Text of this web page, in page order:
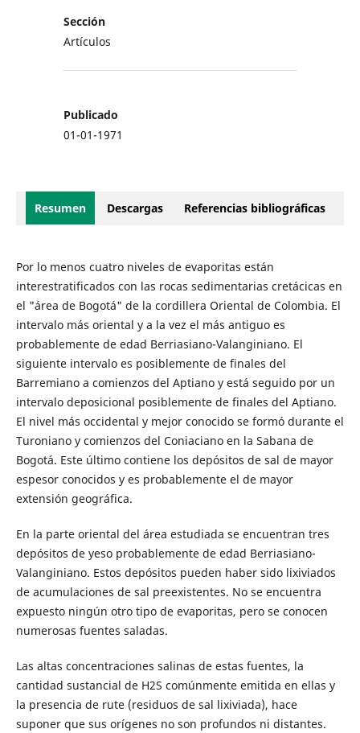
Sección
Artículos
Publicado
01-01-1971
Resumen Descargas Referencias bibliográficas
Por lo menos cuatro niveles de evaporitas están
interestratificados con las rocas sedimentarias cretácicas en
el "área de Bogotá" de la cordillera Oriental de Colombia. El
intervalo más oriental y a la vez el más antiguo es
probablemente de edad Berriasiano-Valanginiano. El
siguiente intervalo es posiblemente de finales del
Barremiano a comienzos del Aptiano y está seguido por un
intervalo deposicional posiblemente de finales del Aptiano.
El nivel más occidental y mejor conocido se formó durante el
Turoniano y comienzos del Coniaciano en la Sabana de
Bogotá. Este último contiene los depósitos de sal de mayor
espesor conocidos y es probablemente el de mayor
extensión geográfica.
En la parte oriental del área estudiada se encuentran tres
depósitos de yeso probablemente de edad Berriasiano-
Valanginiano. Estos depósitos pueden haber sido lixiviados
de acumulaciones de sal preexistentes. No se encuentra
expuesto ningún otro tipo de evaporitas, pero se conocen
numerosas fuentes saladas.
Las altas concentraciones salinas de estas fuentes, la
cantidad sustancial de H2S comúnmente emitida en ellas y
la presencia de rute (residuos de sal lixiviada), hace
suponer que sus orígenes no son profundos ni distantes.